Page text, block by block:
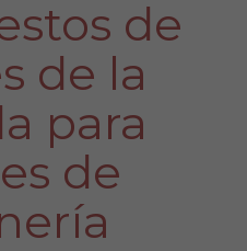
de
de la
para
de